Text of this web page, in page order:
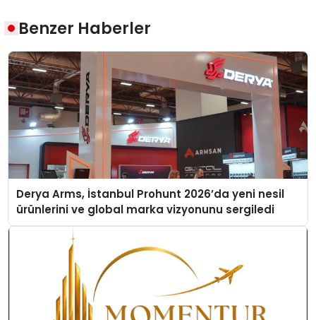
Benzer Haberler
Derya Arms, İstanbul Prohunt 2026’da yeni nesil
ürünlerini ve global marka vizyonunu sergiledi